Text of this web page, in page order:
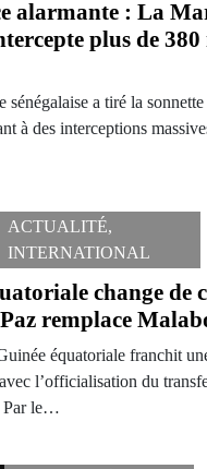
alarmante : La
plus de
a tiré la sonnette
à des interceptions
ACTUALITÉ,
INTERNATIONAL
change de
remplace
équatoriale franchit
l’officialisation du
Par le…